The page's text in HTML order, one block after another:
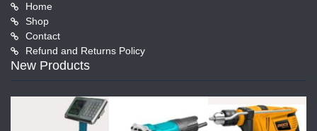
Home
Shop
Contact
Refund and Returns Policy
New Products